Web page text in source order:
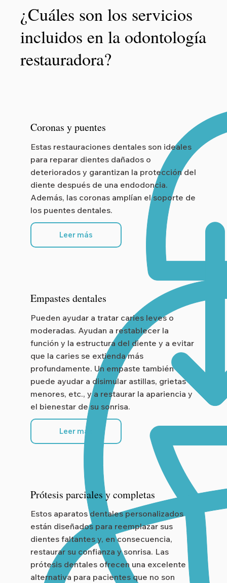
¿Cuáles son los servicios
incluidos en la odontología
restauradora?
Coronas y puentes
Estas restauraciones dentales son ideales
para reparar dientes dañados o
deteriorados y garantizan la protección del
diente después de una endodoncia.
Además, las coronas amplían el soporte de
los puentes dentales.
Leer más
Empastes dentales
Pueden ayudar a tratar caries leves o
moderadas. Ayudan a restablecer la
función y la estructura del diente y a evitar
que la caries se extienda más
profundamente. Un empaste también
puede ayudar a disimular astillas, grietas
menores, etc., y a restaurar la apariencia y
el bienestar de su sonrisa.
Leer más
Prótesis parciales y completas
Estos aparatos dentales personalizados
están diseñados para reemplazar sus
dientes faltantes y, en consecuencia,
restaurar su confianza y sonrisa. Las
prótesis dentales ofrecen una excelente
alternativa para pacientes que no son